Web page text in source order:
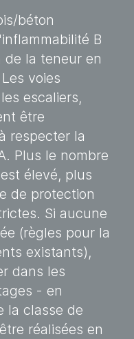
béton
B
de la teneur en
voies
escaliers,
être
respecter la
Plus le nombre
élevé, plus
de protection
Si aucune
(règles pour la
existants),
dans les
- en
la classe de
réalisées en